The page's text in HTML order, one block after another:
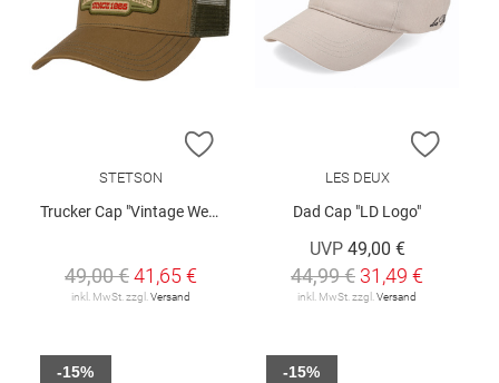
ZUR WUNSCHLISTE HINZUFÜGEN
STETSON
Trucker Cap "Vintage Western"
49,00 €41,65 €
inkl. MwSt. zzgl.Versand
ZUR
LES DEUX
Dad Cap "LD Logo"
UVP 49,00 €
44,99 € 31,49 €
inkl. MwSt. zzgl.Versand
-15% -15%